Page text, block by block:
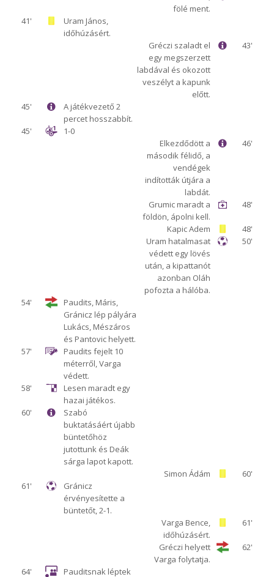
fölé ment.
41'
Uram János,
időhúzásért.
43'
Gréczi szaladt el
egy megszerzett
labdával és okozott
veszélyt a kapunk
előtt.
45'
A játékvezető 2
percet hosszabbít.
45'
1-0
46'
Elkezdődött a
második félidő, a
vendégek
indították útjára a
labdát.
48'
Grumic maradt a
földön, ápolni kell.
48'
Kapic Adem
50'
Uram hatalmasat
védett egy lövés
után, a kipattanót
azonban Oláh
pofozta a hálóba.
54'
Paudits, Máris,
Gránicz lép pályára
Lukács, Mészáros
és Pantovic helyett.
57'
Paudits fejelt 10
méterről, Varga
védett.
58'
Lesen maradt egy
hazai játékos.
60'
Szabó
buktatásáért újabb
büntetőhöz
jutottunk és Deák
sárga lapot kapott.
60'
Simon Ádám
61'
Gránicz
érvényesítette a
büntetőt, 2-1.
61'
Varga Bence,
időhúzásért.
62'
Gréczi helyett
Varga folytatja.
64'
Pauditsnak léptek